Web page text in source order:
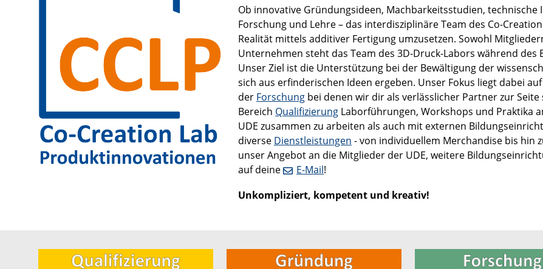
Ob innovative Gründungsideen, Machbarkeitsstudien,
Forschung und Lehre – das interdisziplinäre Team des Co-
Realität mittels additiver Fertigung umzusetzen. Sowohl
Unternehmen steht das Team des 3D-Druck-Labors während des
Unser Ziel ist die Unterstützung bei der Bewältigung der
sich aus erfinderischen Ideen ergeben. Unser Fokus liegt dabei
der Forschung bei denen wir dir als verlässlicher Partner zur
Bereich Qualifizierung Laborführungen, Workshops und Praktika
UDE zusammen zu arbeiten als auch mit externen
diverse Dienstleistungen - von individuellem Merchandise bis hin
unser Angebot an die Mitglieder der UDE, weitere
auf deine
E-Mail!
Unkompliziert, kompetent und kreativ!